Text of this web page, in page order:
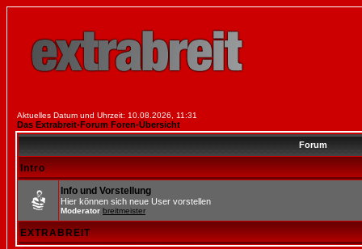
Aktuelles Datum und Uhrzeit: 10.08.2026, 11:31
Das Extrabreit-Forum Foren-Übersicht
Forum
Intro
Info und Vorstellung
Hier können sich neue User vorstellen
Moderator breitmeister
EXTRABREIT